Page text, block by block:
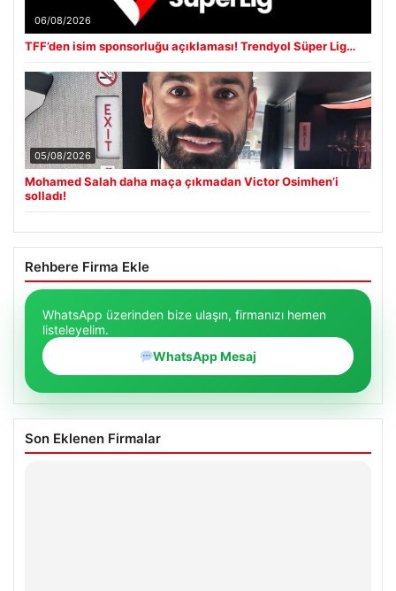
06/08/2026
TFF’den isim sponsorluğu açıklaması! Trendyol Süper Lig…
05/08/2026
Mohamed Salah daha maça çıkmadan Victor Osimhen’i
solladı!
Rehbere Firma Ekle
WhatsApp üzerinden bize ulaşın, firmanızı hemen
listeleyelim.
WhatsApp Mesaj
Son Eklenen Firmalar